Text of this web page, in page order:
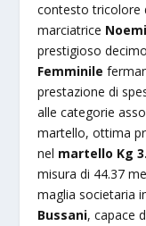
contesto tricolore
marciatrice
prestigioso
Femminile
prestazione di
alle categorie
martello, ottima
nel martello Kg
misura di 44.37
maglia societaria
Bussani, capace